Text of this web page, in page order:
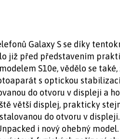
Galaxy S se díky
již před představením
S10e, vědělo se
s optickou
do otvoru v displeji a
větší displej, prakticky
do otvoru v displeji.
i nový ohebný model.